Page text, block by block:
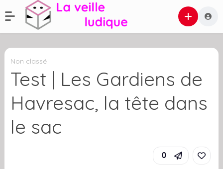
Non classé
Test | Les Gardiens de
Havresac, la tête dans
le sac
0